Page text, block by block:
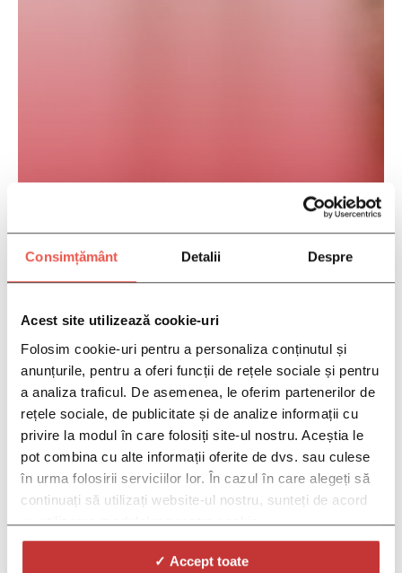
Consimțământ Detalii Despre
Acest site utilizează cookie-uri
Folosim cookie-uri pentru a personaliza conținutul și
anunțurile, pentru a oferi funcții de rețele sociale și pentru
a analiza traficul. De asemenea, le oferim partenerilor de
rețele sociale, de publicitate și de analize informații cu
privire la modul în care folosiți site-ul nostru. Aceștia le
pot combina cu alte informații oferite de dvs. sau culese
în urma folosirii serviciilor lor. În cazul în care alegeți să
continuați să utilizați website-ul nostru, sunteți de acord
cu utilizarea modulelor noastre cookie.
✓ Accept toate
Medicine,
All Close to Home